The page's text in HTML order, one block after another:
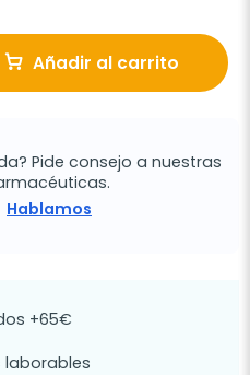
Añadir al carrito
Pide consejo a nuestras
Hablamos
+65€
laborables